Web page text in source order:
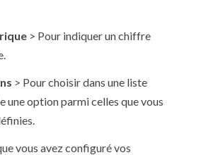
> Pour indiquer un chiffre
> Pour choisir dans une liste
une option parmi celles que vous
vous avez configuré vos